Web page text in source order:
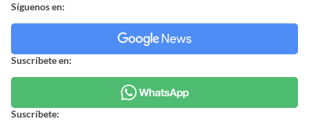
Síguenos en:
Suscríbete en:
Suscríbete: